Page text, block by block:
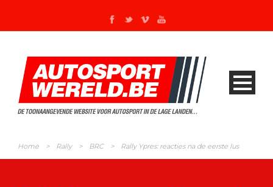
Home > Rally > BRC > Rally Ypres: reacties na de eerste lus